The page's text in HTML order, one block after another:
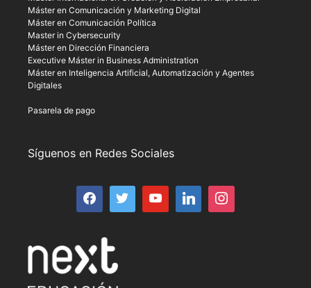
Máster en Comunicación y Marketing Digital
Máster en Comunicación Política
Master in Cybersecurity
Máster en Dirección Financiera
Executive Máster in Business Administration
Máster en Inteligencia Artificial, Automatización y Agentes
Digitales
Pasarela de pago
Síguenos en Redes Sociales